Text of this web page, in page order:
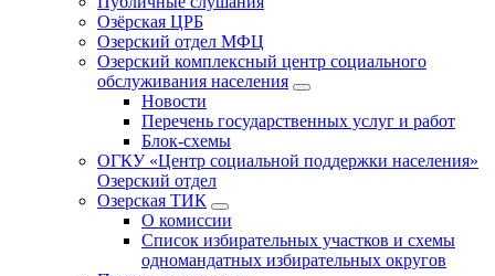
Озёрская ЦРБ
Озерский отдел МФЦ
Озерский комплексный центр социального
обслуживания населения
Новости
Перечень государственных услуг и работ
Блок-схемы
ОГКУ «Центр социальной поддержки населения»
Озерский отдел
Озерская ТИК
О комиссии
Список избирательных участков и схемы
одномандатных избирательных округов